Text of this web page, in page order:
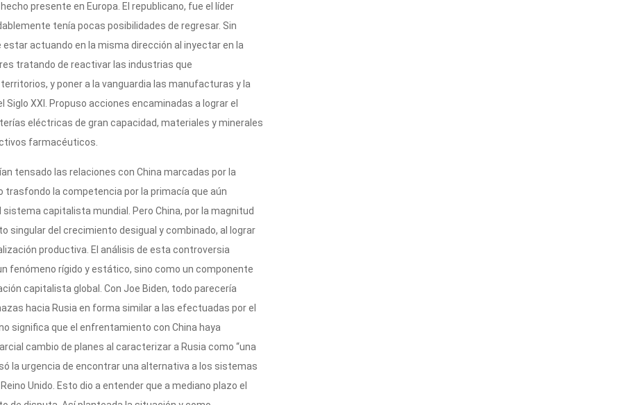
presente en Europa. El republicano, fue el líder
tenía pocas posibilidades de regresar. Sin
actuando en la misma dirección al inyectar en la
tratando de reactivar las industrias que
y poner a la vanguardia las manufacturas y la
XXI. Propuso acciones encaminadas a lograr el
eléctricas de gran capacidad, materiales y minerales
farmacéuticos.
tensado las relaciones con China marcadas por la
trasfondo la competencia por la primacía que aún
capitalista mundial. Pero China, por la magnitud
singular del crecimiento desigual y combinado, al lograr
productiva. El análisis de esta controversia
fenómeno rígido y estático, sino como un componente
capitalista global. Con Joe Biden, todo parecería
hacia Rusia en forma similar a las efectuadas por el
significa que el enfrentamiento con China haya
cambio de planes al caracterizar a Rusia como “una
la urgencia de encontrar una alternativa a los sistemas
Unido. Esto dio a entender que a mediano plazo el